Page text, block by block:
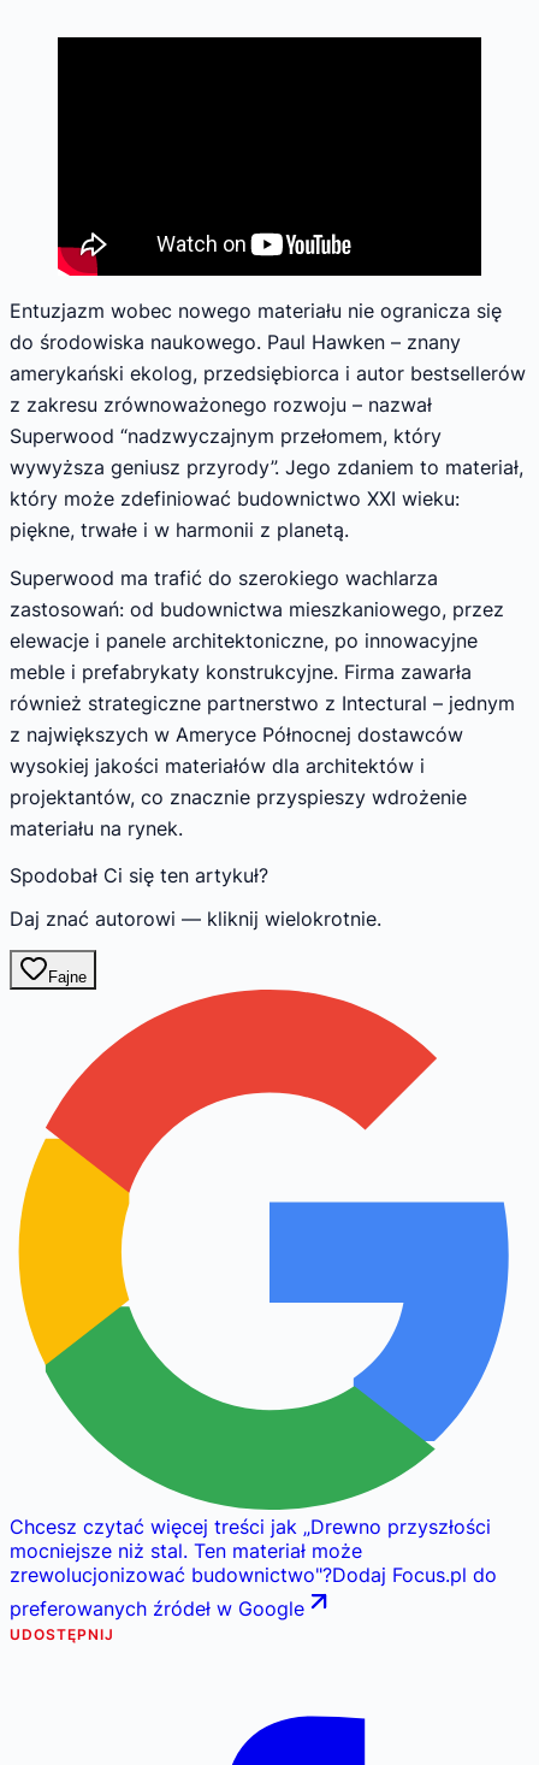
Entuzjazm wobec nowego materiału nie ogranicza się
do środowiska naukowego. Paul Hawken – znany
amerykański ekolog, przedsiębiorca i autor bestsellerów
z zakresu zrównoważonego rozwoju – nazwał
Superwood “nadzwyczajnym przełomem, który
wywyższa geniusz przyrody”. Jego zdaniem to materiał,
który może zdefiniować budownictwo XXI wieku:
piękne, trwałe i w harmonii z planetą.
Superwood ma trafić do szerokiego wachlarza
zastosowań: od budownictwa mieszkaniowego, przez
elewacje i panele architektoniczne, po innowacyjne
meble i prefabrykaty konstrukcyjne. Firma zawarła
również strategiczne partnerstwo z Intectural – jednym
z największych w Ameryce Północnej dostawców
wysokiej jakości materiałów dla architektów i
projektantów, co znacznie przyspieszy wdrożenie
materiału na rynek.
Spodobał Ci się ten artykuł?
Daj znać autorowi — kliknij wielokrotnie.
Fajne
Chcesz czytać więcej treści jak „Drewno przyszłości
mocniejsze niż stal. Ten materiał może
zrewolucjonizować budownictwo"?Dodaj Focus.pl do
preferowanych źródeł w Google
UDOSTĘPNIJ